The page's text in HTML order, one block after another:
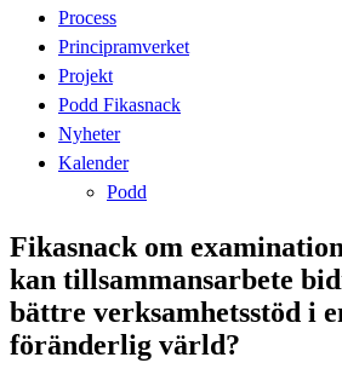
Process
Principramverket
Projekt
Podd Fikasnack
Nyheter
Kalender
Podd
Fikasnack om
kan tillsammansarbete
bättre verksamhetsstöd i
föränderlig värld?